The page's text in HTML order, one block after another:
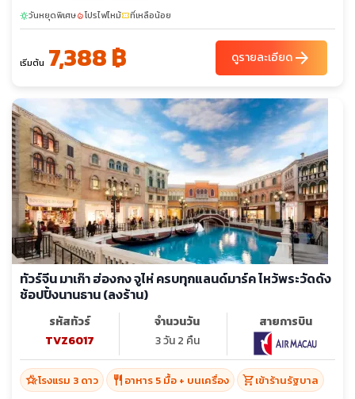
sunnyวันหยุดพิเศษlocal_fire_departmentโปรไฟไหม้confirmation_numberที่เหลือน้อย
เริ่มต้น 7,388 ฿ ดูรายละเอียดarrow_forward
ทัวร์จีน มาเก๊า ฮ่องกง จูไห่ ครบทุกแลนด์มาร์ค ไหว้พระวัดดัง
ช้อปปิ้งนานธาน (ลงร้าน)
รหัสทัวร์
TVZ6017
จำนวนวัน
3 วัน 2 คืน
สายการบิน
hotel_classโรงแรม 3 ดาว restaurant อาหาร 5 มื้อ + บนเครื่อง shopping_cartเข้าร้านรัฐบาล